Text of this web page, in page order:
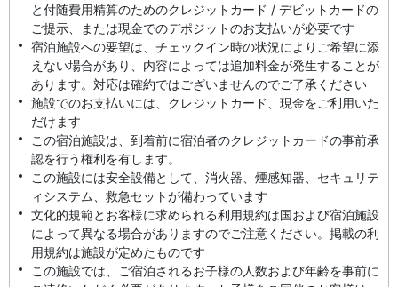
と付随費用精算のためのクレジットカード / デビットカードの
ご提示、または現金でのデポジットのお支払いが必要です
宿泊施設への要望は、チェックイン時の状況によりご希望に添
えない場合があり、内容によっては追加料金が発生することが
あります。対応は確約ではございませんのでご了承ください
施設でのお支払いには、クレジットカード、現金をご利用いた
だけます
この宿泊施設は、到着前に宿泊者のクレジットカードの事前承
認を行う権利を有します。
この施設には安全設備として、消火器、煙感知器、セキュリテ
ィシステム、救急セットが備わっています
文化的規範とお客様に求められる利用規約は国および宿泊施設
によって異なる場合がありますのでご注意ください。掲載の利
用規約は施設が定めたものです
この施設では、ご宿泊されるお子様の人数および年齢を事前に